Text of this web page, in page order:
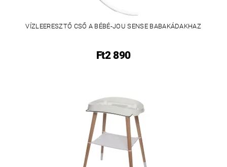
VÍZLEERESZTŐ CSŐ A BÉBÉ-JOU SENSE BABAKÁDAKHAZ
Ft2 890